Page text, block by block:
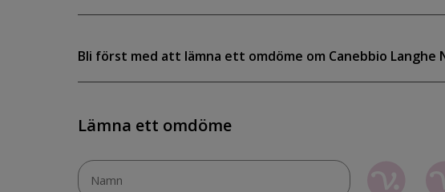
Bli först med att lämna ett omdöme om Canebbio Langhe
Lämna ett omdöme